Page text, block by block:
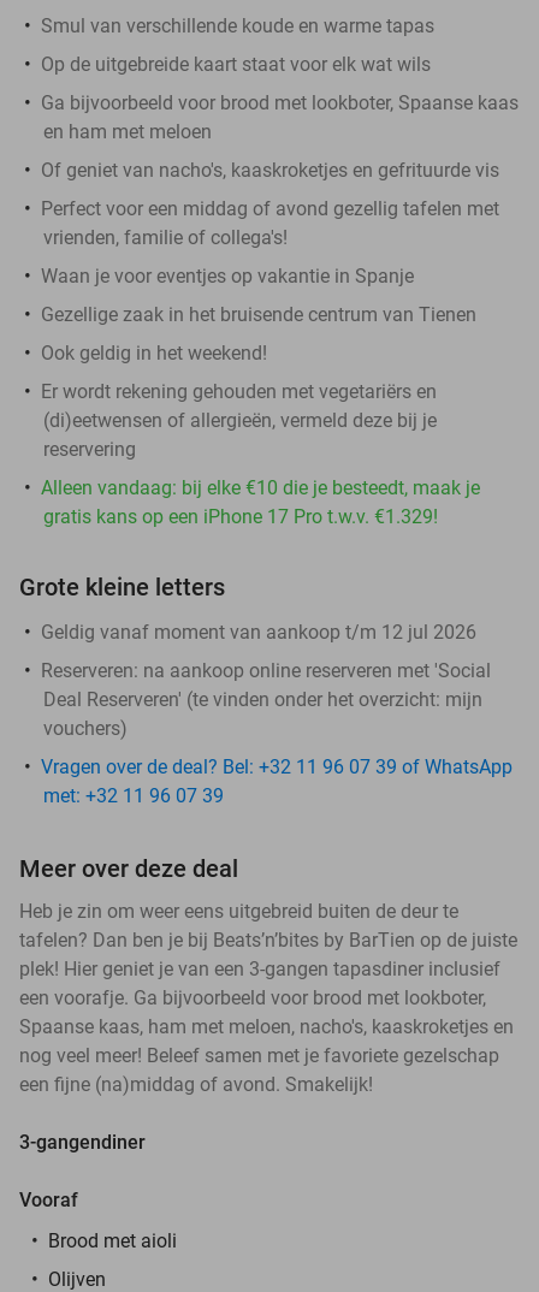
Smul van verschillende koude en warme tapas
Op de uitgebreide kaart staat voor elk wat wils
Ga bijvoorbeeld voor brood met lookboter, Spaanse kaas
en ham met meloen
Of geniet van nacho's, kaaskroketjes en gefrituurde vis
Perfect voor een middag of avond gezellig tafelen met
vrienden, familie of collega's!
Waan je voor eventjes op vakantie in Spanje
Gezellige zaak in het bruisende centrum van Tienen
Ook geldig in het weekend!
Er wordt rekening gehouden met vegetariërs en
(di)eetwensen of allergieën, vermeld deze bij je
reservering
Alleen vandaag: bij elke €10 die je besteedt, maak je
gratis kans op een iPhone 17 Pro t.w.v. €1.329!
Grote kleine letters
Geldig vanaf moment van aankoop t/m 12 jul 2026
Reserveren: na aankoop online reserveren met 'Social
Deal Reserveren' (te vinden onder het overzicht: mijn
vouchers)
Vragen over de deal? Bel: +32 11 96 07 39 of WhatsApp
met: +32 11 96 07 39
Meer over deze deal
Heb je zin om weer eens uitgebreid buiten de deur te
tafelen? Dan ben je bij Beats’n’bites by BarTien op de juiste
plek! Hier geniet je van een 3-gangen tapasdiner inclusief
een voorafje. Ga bijvoorbeeld voor brood met lookboter,
Spaanse kaas, ham met meloen, nacho's, kaaskroketjes en
nog veel meer! Beleef samen met je favoriete gezelschap
een fijne (na)middag of avond. Smakelijk!
3-gangendiner
Vooraf
Brood met aioli
Olijven